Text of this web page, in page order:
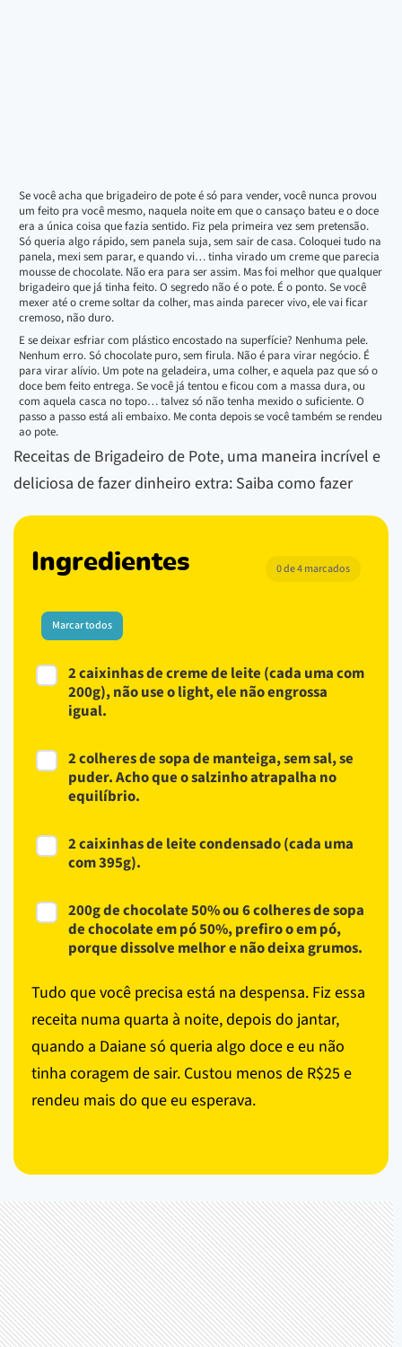
Se você acha que brigadeiro de pote é só para vender, você nunca provou
um feito pra você mesmo, naquela noite em que o cansaço bateu e o doce
era a única coisa que fazia sentido. Fiz pela primeira vez sem pretensão.
Só queria algo rápido, sem panela suja, sem sair de casa. Coloquei tudo na
panela, mexi sem parar, e quando vi… tinha virado um creme que parecia
mousse de chocolate. Não era para ser assim. Mas foi melhor que qualquer
brigadeiro que já tinha feito. O segredo não é o pote. É o ponto. Se você
mexer até o creme soltar da colher, mas ainda parecer vivo, ele vai ficar
cremoso, não duro.
E se deixar esfriar com plástico encostado na superfície? Nenhuma pele.
Nenhum erro. Só chocolate puro, sem firula. Não é para virar negócio. É
para virar alívio. Um pote na geladeira, uma colher, e aquela paz que só o
doce bem feito entrega. Se você já tentou e ficou com a massa dura, ou
com aquela casca no topo… talvez só não tenha mexido o suficiente. O
passo a passo está ali embaixo. Me conta depois se você também se rendeu
ao pote.
Receitas de Brigadeiro de Pote, uma maneira incrível e
deliciosa de fazer dinheiro extra: Saiba como fazer
Ingredientes 0 de 4 marcados
Marcar todos
2 caixinhas de creme de leite (cada uma com
200g), não use o light, ele não engrossa
igual.
2 colheres de sopa de manteiga, sem sal, se
puder. Acho que o salzinho atrapalha no
equilíbrio.
2 caixinhas de leite condensado (cada uma
com 395g).
200g de chocolate 50% ou 6 colheres de sopa
de chocolate em pó 50%, prefiro o em pó,
porque dissolve melhor e não deixa grumos.
Tudo que você precisa está na despensa. Fiz essa
receita numa quarta à noite, depois do jantar,
quando a Daiane só queria algo doce e eu não
tinha coragem de sair. Custou menos de R$25 e
rendeu mais do que eu esperava.